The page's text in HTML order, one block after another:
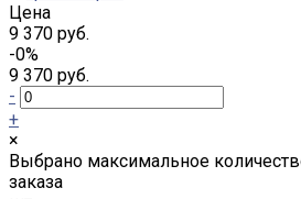
Цена
9 370 руб.
-0%
9 370 руб.
-
+
×
Выбрано максимальное
заказа